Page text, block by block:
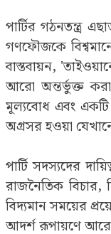
পার্টির গঠনতন্ত্র
গণফৌজকে
বাস্তবায়ন,
আরো অন্তর্ভুক্ত করা
মূল্যবোধ এবং
অগ্রসর হওয়া যেখানে
পার্টি সদস্যদের
রাজনৈতিক বিচার,
বিদ্যমান সময়ের
আদর্শ রূপায়ণে আরো